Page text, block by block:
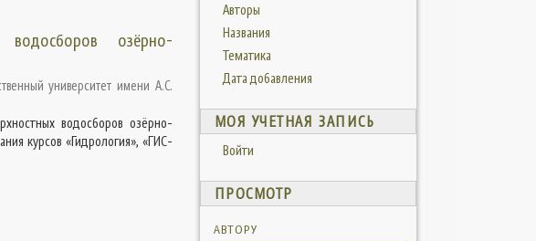
водосборов озёрно-
университет имени А.С.
водосборов озёрно-
курсов «Гидрология», «ГИС-
Авторы
Названия
Тематика
Дата добавления
МОЯ УЧЕТНАЯ ЗАПИСЬ
Войти
ПРОСМОТР
АВТОРУ